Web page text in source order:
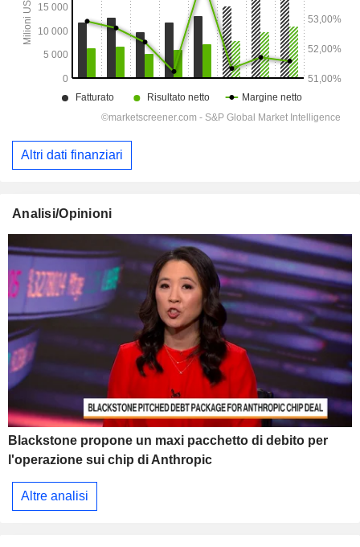
Altri dati finanziari
Analisi/Opinioni
Blackstone propone un maxi pacchetto di debito per
l'operazione sui chip di Anthropic
Altre analisi